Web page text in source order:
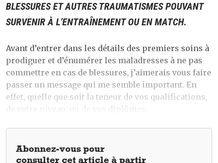
BLESSURES ET AUTRES TRAUMATISMES POUVANT
SURVENIR À L’ENTRAÎNEMENT OU EN MATCH.
Avant d’entrer dans les détails des premiers soins à
prodiguer et d’énumérer les maladresses à ne pas
commettre en cas de blessures, j’aimerais vous faire
passer un message qui me semble important. En
effet, quelle que soit la teneur de vos qualifications,
de votre niveau, ou de vos diplômes,
Abonnez-vous pour
consulter cet article à partir